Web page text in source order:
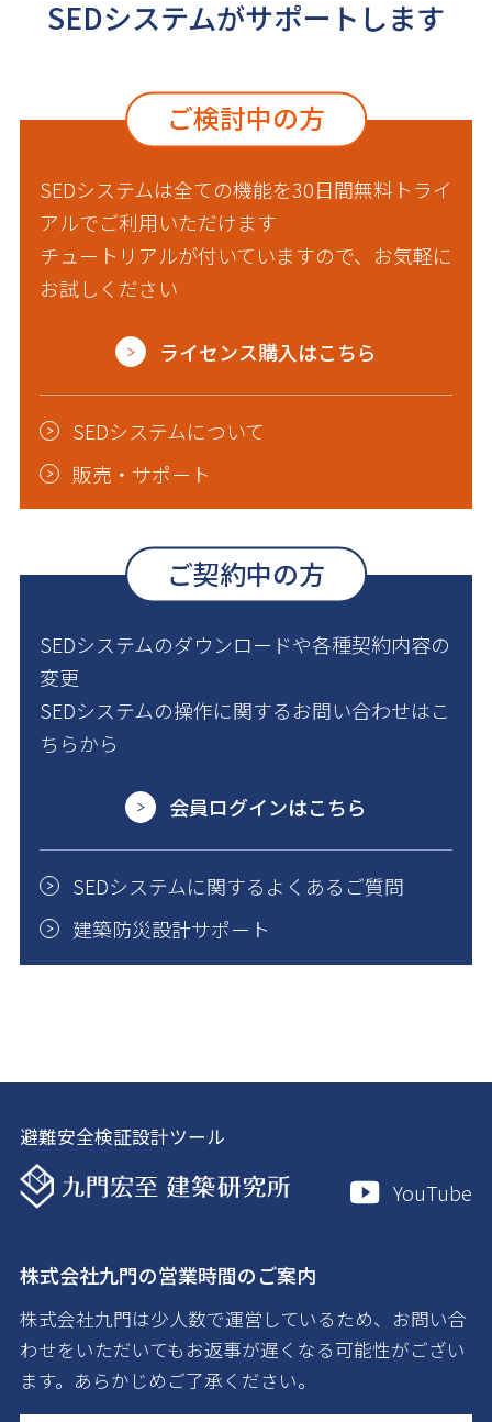
SEDシステムがサポートします
ご検討中の方
SEDシステムは全ての機能を30日間無料トライ
アルでご利用いただけます
チュートリアルが付いていますので、お気軽に
お試しください
ライセンス購入はこちら
SEDシステムについて
販売・サポート
ご契約中の方
SEDシステムのダウンロードや各種契約内容の
変更
SEDシステムの操作に関するお問い合わせはこ
ちらから
会員ログインはこちら
SEDシステムに関するよくあるご質問
建築防災設計サポート
避難安全検証設計ツール
YouTube
株式会社九門の営業時間のご案内
株式会社九門は少人数で運営しているため、お問い合
わせをいただいてもお返事が遅くなる可能性がござい
ます。あらかじめご了承ください。